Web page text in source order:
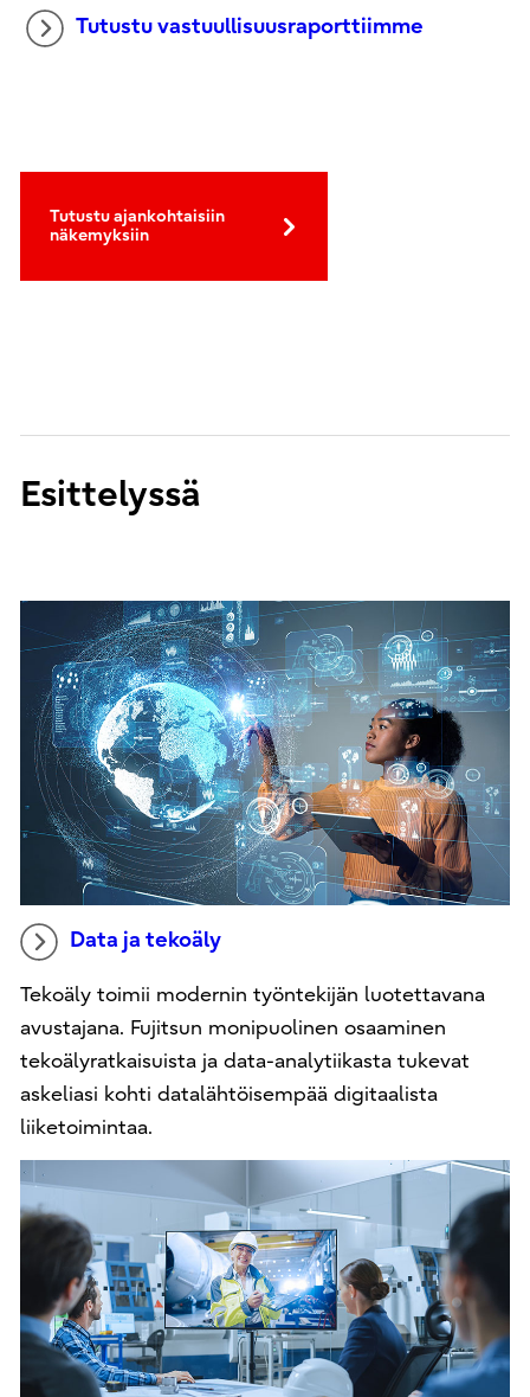
Tutustu vastuullisuusraporttiimme
Tutustu ajankohtaisiin
näkemyksiin
Esittelyssä
Data ja tekoäly
Tekoäly toimii modernin työntekijän luotettavana
avustajana. Fujitsun monipuolinen osaaminen
tekoälyratkaisuista ja data-analytiikasta tukevat
askeliasi kohti datalähtöisempää digitaalista
liiketoimintaa.